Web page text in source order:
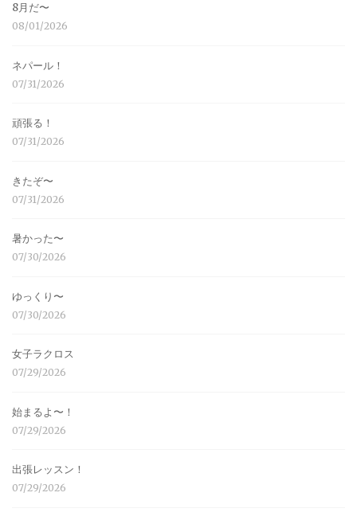
8月だ〜
08/01/2026
ネパール！
07/31/2026
頑張る！
07/31/2026
きたぞ〜
07/31/2026
暑かった〜
07/30/2026
ゆっくり〜
07/30/2026
女子ラクロス
07/29/2026
始まるよ〜！
07/29/2026
出張レッスン！
07/29/2026